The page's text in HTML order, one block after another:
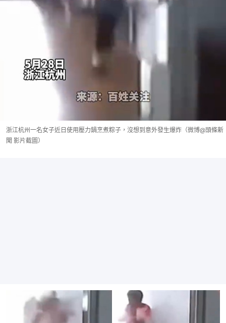
浙江杭州一名女子近日使用壓力鍋烹煮粽子，沒想到意外發生爆炸（微博@頭條新
聞 影片截圖）